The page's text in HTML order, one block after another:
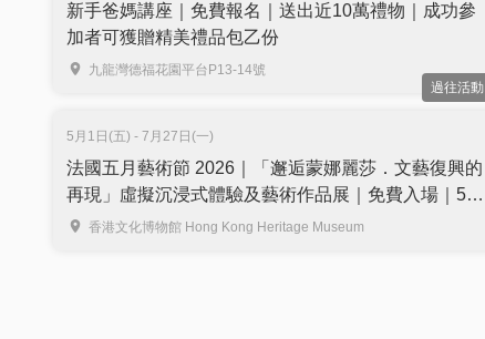
新手爸媽講座｜免費報名｜送出近10萬禮物｜成功參
加者可獲贈精美禮品包乙份
九龍灣德福花園平台P13-14號
過往活動
5月1日(五) - 7月27日(一)
法國五月藝術節 2026｜「邂逅蒙娜麗莎．文藝復興的
再現」虛擬沉浸式體驗及藝術作品展｜免費入場｜5月
1日至7月27日 香港文化博物館
香港文化博物館 Hong Kong Heritage Museum